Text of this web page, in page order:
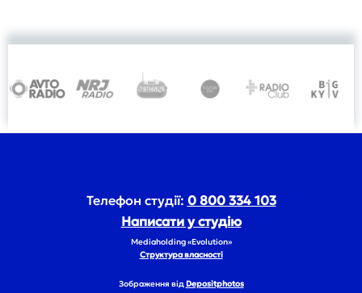
Телефон студії: 0 800 334 103
Написати у студію
Mediaholding «Evolution»
Структура власності
Зображення відDepositphotos